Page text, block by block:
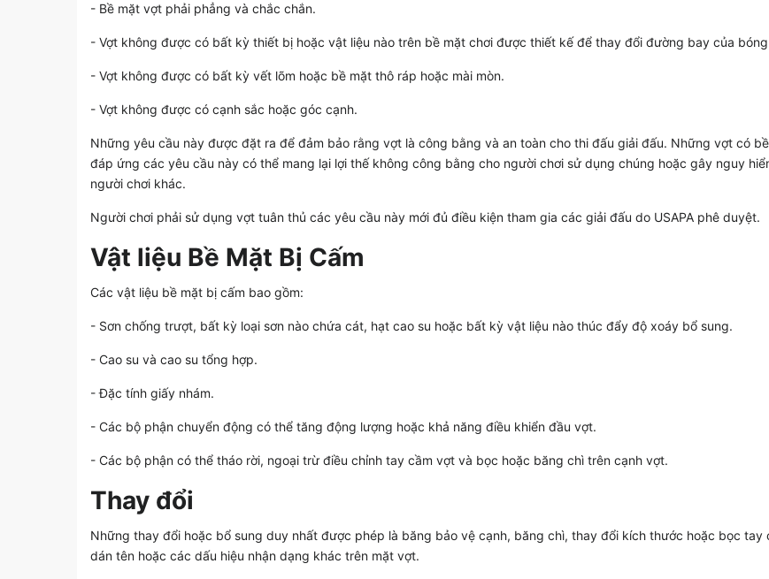
- Bề mặt vợt phải phẳng và chắc chắn.
- Vợt không được có bất kỳ thiết bị hoặc vật liệu nào trên bề mặt chơi được thiết kế để thay đổi đường bay của
- Vợt không được có bất kỳ vết lõm hoặc bề mặt thô ráp hoặc mài mòn.
- Vợt không được có cạnh sắc hoặc góc cạnh.
Những yêu cầu này được đặt ra để đảm bảo rằng vợt là công bằng và an toàn cho thi đấu giải đấu. Những vợt có
đáp ứng các yêu cầu này có thể mang lại lợi thế không công bằng cho người chơi sử dụng chúng hoặc gây nguy
người chơi khác.
Người chơi phải sử dụng vợt tuân thủ các yêu cầu này mới đủ điều kiện tham gia các giải đấu do USAPA phê duyệt.
Vật liệu Bề Mặt Bị Cấm
Các vật liệu bề mặt bị cấm bao gồm:
- Sơn chống trượt, bất kỳ loại sơn nào chứa cát, hạt cao su hoặc bất kỳ vật liệu nào thúc đẩy độ xoáy bổ sung.
- Cao su và cao su tổng hợp.
- Đặc tính giấy nhám.
- Các bộ phận chuyển động có thể tăng động lượng hoặc khả năng điều khiển đầu vợt.
- Các bộ phận có thể tháo rời, ngoại trừ điều chỉnh tay cầm vợt và bọc hoặc băng chì trên cạnh vợt.
Thay đổi
Những thay đổi hoặc bổ sung duy nhất được phép là băng bảo vệ cạnh, băng chì, thay đổi kích thước hoặc bọc tay
dán tên hoặc các dấu hiệu nhận dạng khác trên mặt vợt.